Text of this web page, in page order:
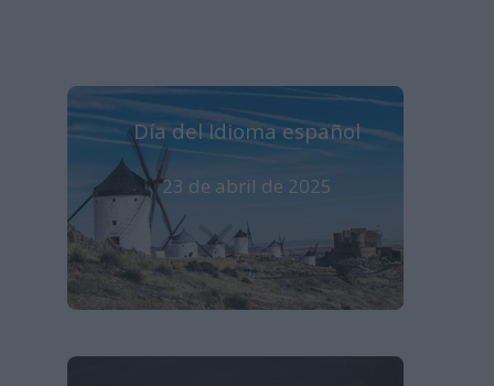
Día del Idioma español
23 de abril de 2025